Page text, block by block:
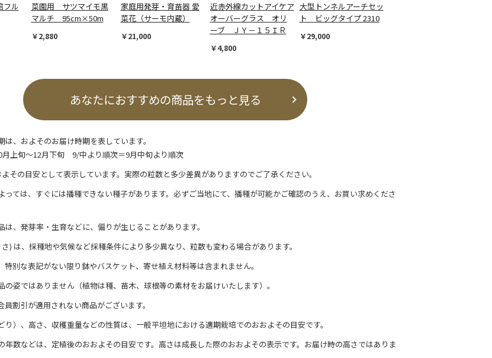
フル
菜園用 サツマイモ黒
マルチ 95cm×50m
￥2,880
家庭用発芽・育苗器 愛
菜花（サーモ内蔵）
￥21,000
近赤外線カットアイケア
オーバーグラス オリ
ーブ ＪＹ－１５ＩＲ
￥4,800
大型トンネルアーチセッ
ト ビッグタイプ 2310
￥29,000
あなたにおすすめの商品をもっと見る
は、およそのお届け時期を表しています。
月上旬～12月下旬 9/中より順次＝9月中旬より順次
その目安として表示しています。実際の粒数と多少差異がありますのでご了承ください。
っては、すぐには播種できない種子があります。必ずご当地にて、播種が可能かご確認のうえ、お買い求めくださ
は、発芽率・生育などに、偏りが生じることがあります。
) は、採種地や気候など採種条件により多少異なり、粒数も変わる場合があります。
特別な表記がない限り鉢やバスケット、寄せ植え材料等は含まれません。
の姿ではありません（植物は種、苗木、球根等の素材をお届けいたします）。
割引が適用されない商品がございます。
）、高さ、収穫重量などの性質は、一般平坦地における適期栽培でのおおよその目安です。
年数などは、定植後のおおよその目安です。高さは成長した際のおおよその表示です。お届け時の高さではありま